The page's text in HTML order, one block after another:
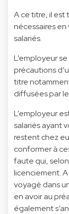
A ce titre, il est
nécessaires
salariés.
L’employeur
précautions
titre
diffusées par
L’employeur
salariés ayant
restent chez
conformer à
faute qui,
licenciement.
voyagé dans
en avoir au
également